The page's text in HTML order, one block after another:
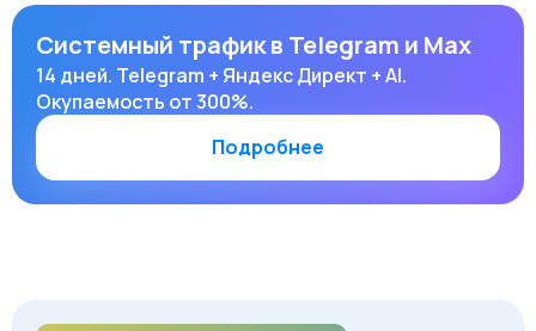
Системный трафик в Telegram и Max
14 дней. Telegram + Яндекс Директ + AI.
Окупаемость от 300%.
Подробнее